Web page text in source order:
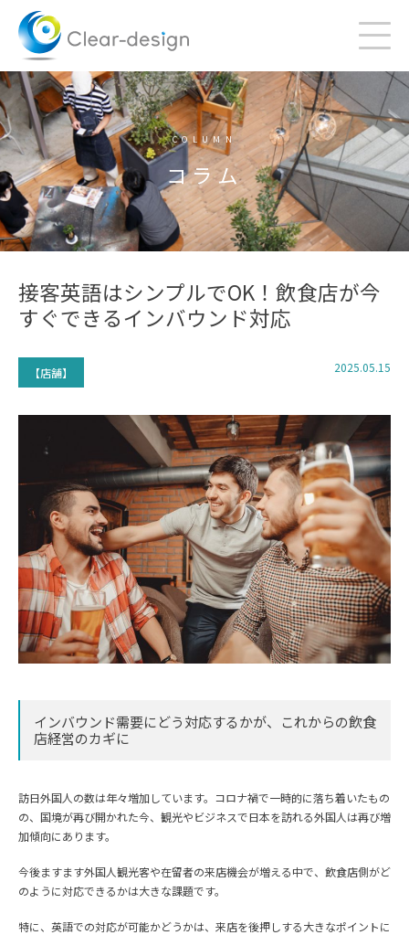
content
COLUMN
コラム
接客英語はシンプルでOK！飲食店が今
すぐできるインバウンド対応
【店舗】 2025.05.15
インバウンド需要にどう対応するかが、これからの飲食
店経営のカギに
訪日外国人の数は年々増加しています。コロナ禍で一時的に落ち着いたもの
の、国境が再び開かれた今、観光やビジネスで日本を訪れる外国人は再び増
加傾向にあります。
今後ますます外国人観光客や在留者の来店機会が増える中で、飲食店側がど
のように対応できるかは大きな課題です。
特に、英語での対応が可能かどうかは、来店を後押しする大きなポイントに